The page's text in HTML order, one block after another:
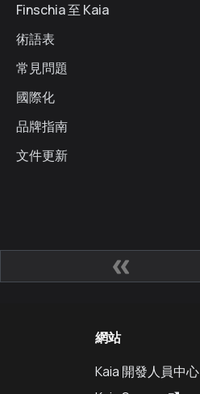
Finschia 至 Kaia
術語表
常見問題
國際化
品牌指南
文件更新
網站
Kaia 開發人員中心